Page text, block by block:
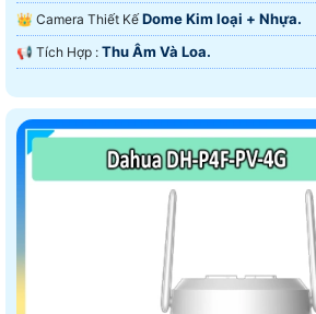
👑 Camera Thiết Kế Dome Kim loại + Nhựa.
️📢 Tích Hợp : Thu Âm Và Loa.